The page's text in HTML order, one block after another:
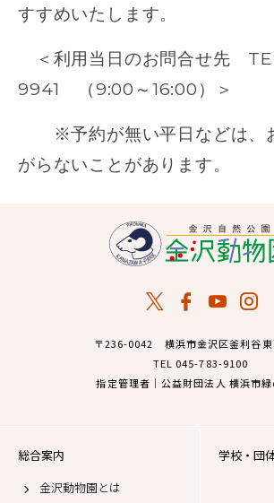
すすめいたします。
＜利用当日のお問合せ先
9941 （9:00～16:00）＞
※予約が無い平日などは、
がらないことがあります。
〒236-0042 横浜市金沢区釜利谷
TEL 045-783-9100
指定管理者｜公益財団法人 横浜市
総合案内
金沢動物園とは
学校・団